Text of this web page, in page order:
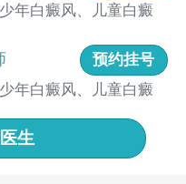
化作用，保护皮肤免受
有坚果、种子、植物
别是B12）对皮肤健康
有全谷物、瘦肉、鱼
年白癜风、儿童白癜
预约挂号
年白癜风、儿童白癜
生